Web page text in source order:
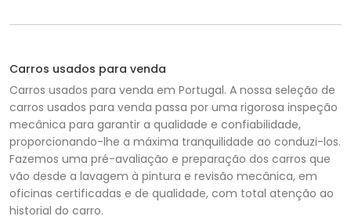
Carros usados para venda
Carros usados para venda em Portugal. A nossa seleção de
carros usados para venda passa por uma rigorosa inspeção
mecânica para garantir a qualidade e confiabilidade,
proporcionando-lhe a máxima tranquilidade ao conduzi-los.
Fazemos uma pré-avaliação e preparação dos carros que
vão desde a lavagem à pintura e revisão mecânica, em
oficinas certificadas e de qualidade, com total atenção ao
historial do carro.